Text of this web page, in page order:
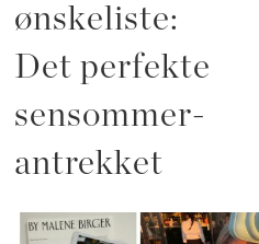
ønskeliste:
Det perfekte
sensommer-
antrekket